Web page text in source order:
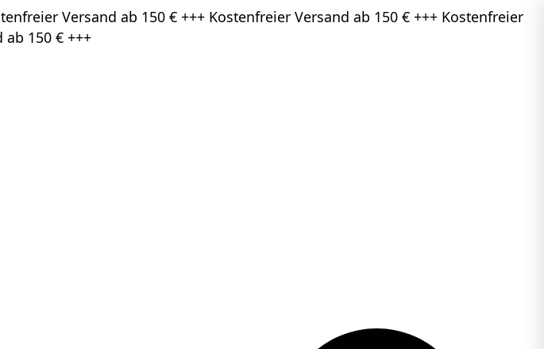
Versand ab 150 € +++ Kostenfreier Versand ab 150 € +++ Kostenfreier
150 € +++